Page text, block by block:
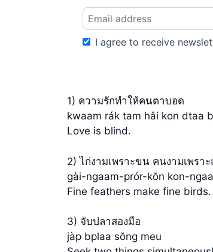
I agree to receive
1) ความรักทำให้คนตาบอด
kwaam rák tam hâi kon dtaa
Love is blind.
2) ไก่งามเพราะขน คนงามเพราะ
gài-ngaam-prór-kŏn kon-
Fine feathers make fine birds.
3) จับปลาสองมือ
jàp bplaa sŏng meu